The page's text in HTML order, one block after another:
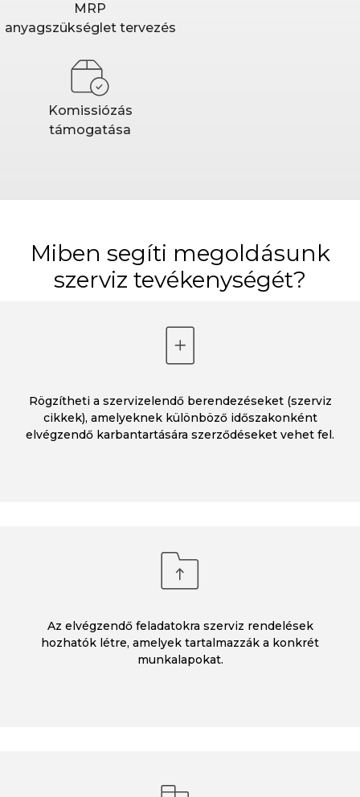
MRP
anyagszükséglet tervezés
Komissiózás
támogatása
Miben segíti megoldásunk
szerviz tevékenységét?
Rögzítheti a szervizelendő berendezéseket (szerviz
cikkek), amelyeknek különböző időszakonként
elvégzendő karbantartására szerződéseket vehet fel.
Az elvégzendő feladatokra szerviz rendelések
hozhatók létre, amelyek tartalmazzák a konkrét
munkalapokat.